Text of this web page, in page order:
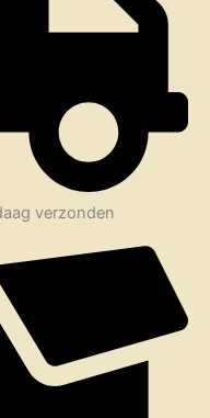
verzonden